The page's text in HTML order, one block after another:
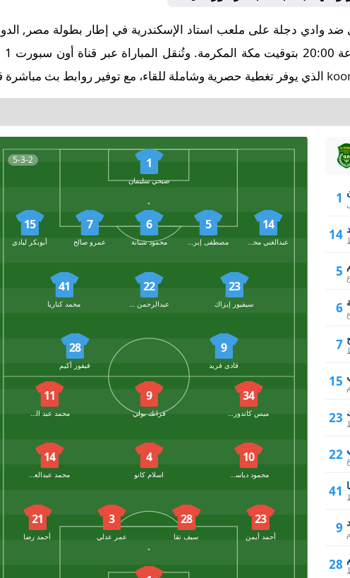
الذي يوفر تغطية حصرية وشاملة للقاء، مع توفير روابط بث مباشرة
5-3-2 1
صبحي سليمان
14
عبدالغني محمد
5
مصطفى إبراهيم
6
محمود شبانة
7
عمرو صالح
15
أبوبكر ليادي
23
سيفيور إيزاك
22
41
محمد كناريا
9
فادى فريد
28
فيفور أكيم
34
ميس كاندورب
9
فرانك بولي
11
محمد عبد الرحيم
10
محمود دياسطي
4
اسلام كانو
14
محمد عبدالعاطي
23
أحمد أيمن
28
سيف تقا
3
عمر عدلي
21
أحمد رضا
1
14
5
6
7
15
23
22
41
9
28